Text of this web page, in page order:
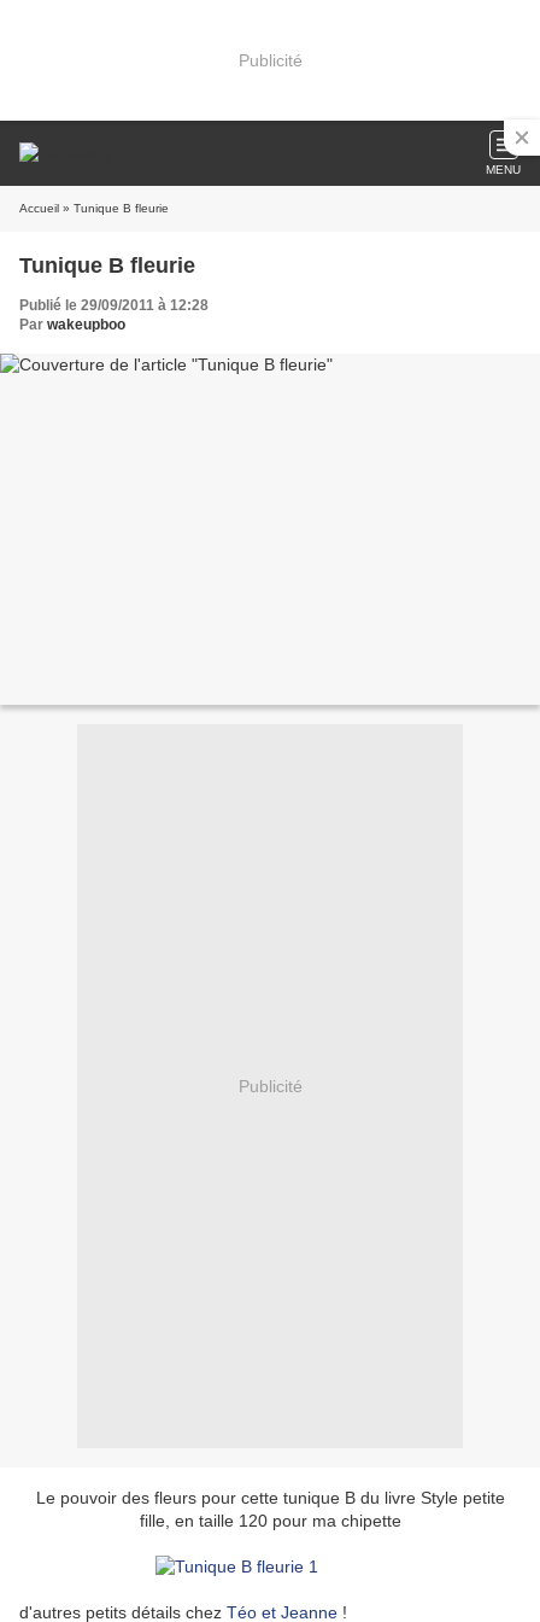
Publicité
MENU
Accueil » Tunique B fleurie
Tunique B fleurie
Publié le 29/09/2011 à 12:28
Par wakeupboo
Publicité
Le pouvoir des fleurs pour cette tunique B du livre Style petite
fille, en taille 120 pour ma chipette
d'autres petits détails chez Téo et Jeanne !